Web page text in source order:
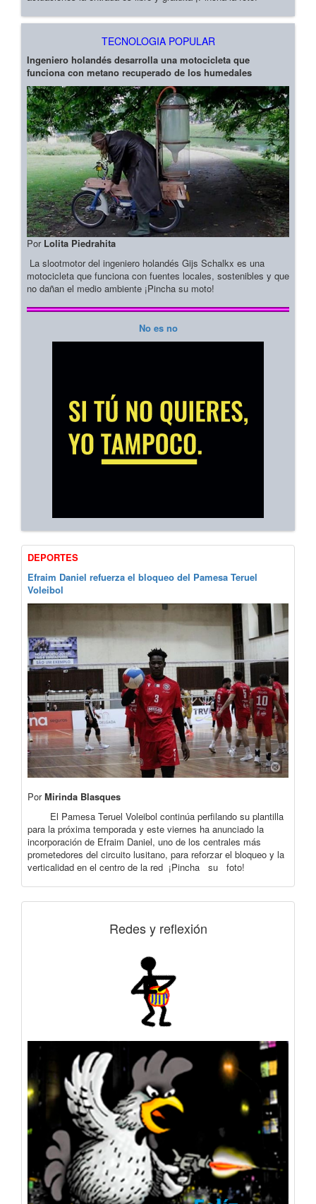
TECNOLOGIA POPULAR
Ingeniero holandés desarrolla una motocicleta que
funciona con metano recuperado de los humedales
Por Lolita Piedrahita
La slootmotor del ingeniero holandés Gijs Schalkx es una
motocicleta que funciona con fuentes locales, sostenibles y que
no dañan el medio ambiente ¡Pincha su moto!
No es no
DEPORTES
Efraim Daniel refuerza el bloqueo del Pamesa Teruel
Voleibol
PorMirinda Blasques
El Pamesa Teruel Voleibol continúa perfilando su plantilla
para la próxima temporada y este viernes ha anunciado la
incorporación de Efraim Daniel, uno de los centrales más
prometedores del circuito lusitano, para reforzar el bloqueo y la
verticalidad en el centro de la red ¡Pincha su foto!
Redes y reflexión